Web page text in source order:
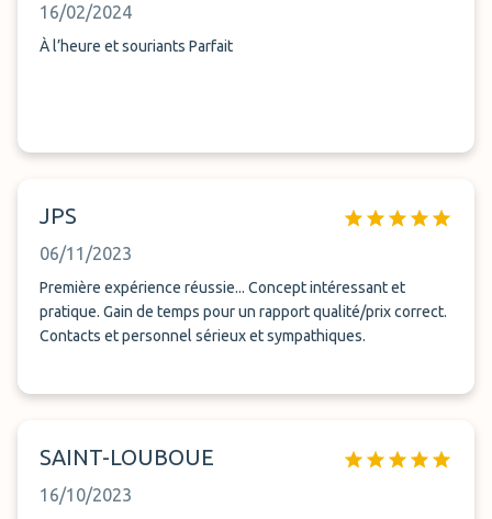
16/02/2024
À l’heure et souriants Parfait
JPS
06/11/2023
Première expérience réussie... Concept intéressant et
pratique. Gain de temps pour un rapport qualité/prix correct.
Contacts et personnel sérieux et sympathiques.
SAINT-LOUBOUE
16/10/2023